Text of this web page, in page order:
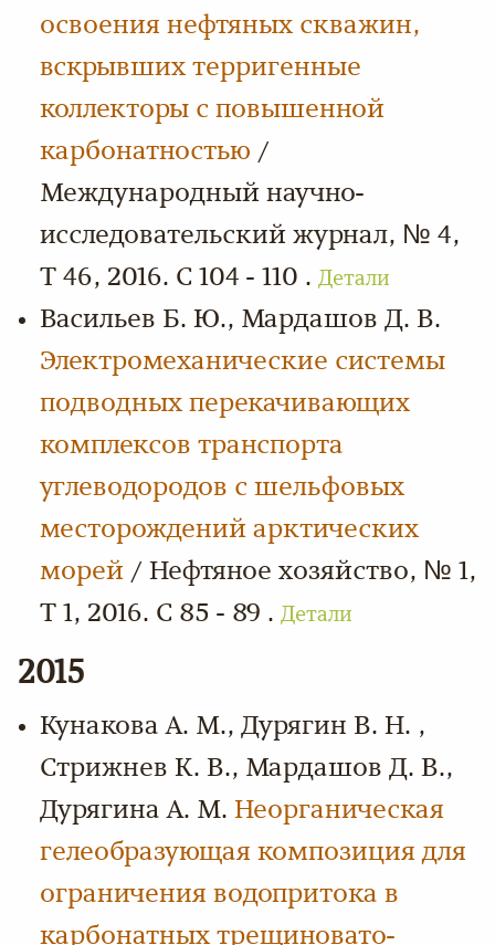
освоения нефтяных скважин,
вскрывших терригенные
коллекторы с повышенной
карбонатностью /
Международный научно-
исследовательский журнал, № 4,
Т 46, 2016. С 104 - 110 . Детали
Васильев Б. Ю., Мардашов Д. В.
Электромеханические системы
подводных перекачивающих
комплексов транспорта
углеводородов с шельфовых
месторождений арктических
морей / Нефтяное хозяйство, № 1,
Т 1, 2016. С 85 - 89 . Детали
2015
Кунакова А. М., Дурягин В. Н. ,
Стрижнев К. В., Мардашов Д. В.,
Дурягина А. М. Неорганическая
гелеобразующая композиция для
ограничения водопритока в
карбонатных трещиновато-